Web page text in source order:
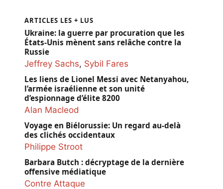
ARTICLES LES + LUS
Ukraine: la guerre par procuration que les
États-Unis mènent sans relâche contre la
Russie
Jeffrey Sachs, Sybil Fares
Les liens de Lionel Messi avec Netanyahou,
l’armée israélienne et son unité
d’espionnage d’élite 8200
Alan Macleod
Voyage en Biélorussie: Un regard au-delà
des clichés occidentaux
Philippe Stroot
Barbara Butch : décryptage de la dernière
offensive médiatique
Contre Attaque